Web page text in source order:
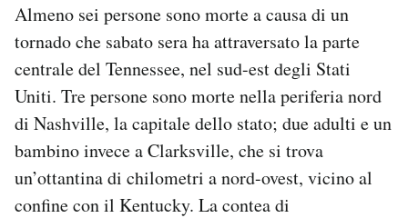
SHOP
CALENDARIO
AREA PERSONALE
Area Personale
Almeno sei persone sono morte a causa di un
tornado che sabato sera ha attraversato la parte
centrale del Tennessee, nel sud-est degli Stati
Uniti. Tre persone sono morte nella periferia nord
di Nashville, la capitale dello stato; due adulti e un
bambino invece a Clarksville, che si trova
un’ottantina di chilometri a nord-ovest, vicino al
confine con il Kentucky. La contea di